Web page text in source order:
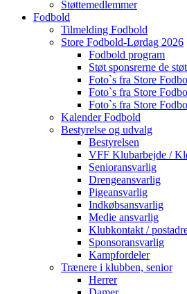
Støttemedlemmer
Fodbold
Tilmelding Fodbold
Store Fodbold-Lørdag 2026
Fodbold program
Støt sponsrerne de
Foto`s fra Store
Foto`s fra Store
Foto`s fra Store
Kalender Fodbold
Bestyrelse og udvalg
Bestyrelsen
VFF Klubarbejde /
Senioransvarlig
Drengeansvarlig
Pigeansvarlig
Indkøbsansvarlig
Medie ansvarlig
Klubkontakt /
Sponsoransvarlig
Kampfordeler
Trænere i klubben, senior
Herrer